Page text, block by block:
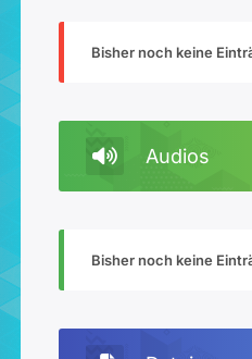
Bisher noch keine
Audios
Bisher noch keine